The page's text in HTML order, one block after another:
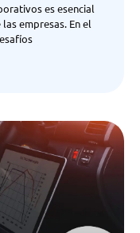
es esencial
empresas. En el